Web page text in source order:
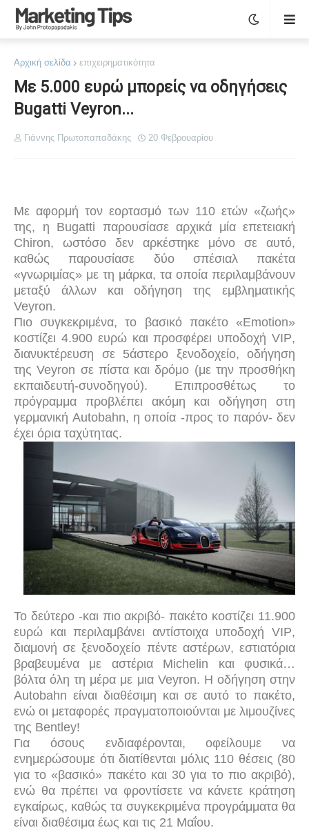
Αρχική σελίδα επιχειρηματικότητα
Με 5.000 ευρώ μπορείς να οδηγήσεις
Bugatti Veyron...
Γιάννης Πρωτοπαπαδάκης 20 Φεβρουαρίου
Με αφορμή τον εορτασμό των 110 ετών «ζωής»
της, η Bugatti παρουσίασε αρχικά μία επετειακή
Chiron, ωστόσο δεν αρκέστηκε μόνο σε αυτό,
καθώς παρουσίασε δύο σπέσιαλ πακέτα
«γνωριμίας» με τη μάρκα, τα οποία περιλαμβάνουν
μεταξύ άλλων και οδήγηση της εμβληματικής
Veyron.
Πιο συγκεκριμένα, το βασικό πακέτο «Emotion»
κοστίζει 4.900 ευρώ και προσφέρει υποδοχή VIP,
διανυκτέρευση σε 5άστερο ξενοδοχείο, οδήγηση
τηςVeyron σε πίστα και δρόμο (με την προσθήκη
εκπαιδευτή-συνοδηγού). Επιπροσθέτως το
πρόγραμμα προβλέπει ακόμη και οδήγηση στη
γερμανικήAutobahn, η οποία -προς το παρόν- δεν
έχει όρια ταχύτητας.
Το δεύτερο -και πιο ακριβό- πακέτο κοστίζει 11.900
ευρώ και περιλαμβάνει αντίστοιχα υποδοχή VIP,
διαμονή σε ξενοδοχείο πέντε αστέρων, εστιατόρια
βραβευμένα με αστέρια Michelin και φυσικά…
βόλτα όλη τη μέρα με μια Veyron. Η οδήγηση στην
Autobahn είναι διαθέσιμη και σε αυτό το πακέτο,
ενώ οι μεταφορές πραγματοποιούνται με λιμουζίνες
της Bentley!
Για όσους ενδιαφέρονται, οφείλουμε να
ενημερώσουμε ότι διατίθενται μόλις 110 θέσεις (80
για το «βασικό» πακέτο και 30 για το πιο ακριβό),
ενώ θα πρέπει να φροντίσετε να κάνετε κράτηση
εγκαίρως, καθώς τα συγκεκριμένα προγράμματα θα
είναι διαθέσιμα έως και τις 21 Μαΐου.